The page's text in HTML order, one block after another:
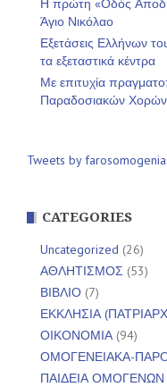
Η πρώτη «Οδός
Άγιο Νικόλαο
Εξετάσεις Ελλήνων
τα εξεταστικά κέντρα
Με επιτυχία
Παραδοσιακών Χορών
Tweets by
CATEGORIES
Uncategorized (26)
ΑΘΛΗΤΙΣΜΟΣ (53)
ΒΙΒΛΙΟ (7)
ΕΚΚΛΗΣΙΑ
ΟΙΚΟΝΟΜΙΑ(94)
ΟΜΟΓΕΝΕΙΑΚΑ-
ΠΑΙΔΕΙΑ ΟΜΟΓΕΝΩΝ